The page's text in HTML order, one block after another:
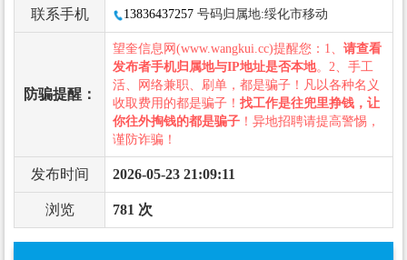
联系手机 13836437257 号码归属地:绥化市移动
防骗提醒：
望奎信息网(www.wangkui.cc)提醒您：1、 请查看
发布者手机归属地与IP地址是否本地。2、手工
活、网络兼职、刷单，都是骗子！凡以各种名义
收取费用的都是骗子！ 找工作是往兜里挣钱，让
你往外掏钱的都是骗子 ！异地招聘请提高警惕，
谨防诈骗！
发布时间 2026-05-23 21:09:11
浏览 781 次